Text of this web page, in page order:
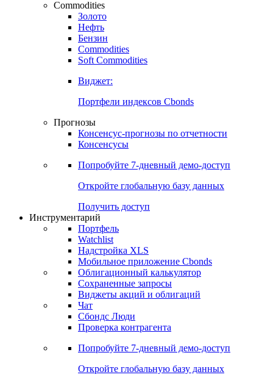
Commodities
Золото
Нефть
Бензин
Commodities
Soft Commodities
Виджет:
Портфели индексов Cbonds
Прогнозы
Консенсус-прогнозы по отчетности
Консенсусы
Попробуйте 7-дневный демо-доступ
Откройте глобальную базу данных
Получить доступ
Инструментарий
Портфель
Watchlist
Надстройка XLS
Мобильное приложение Cbonds
Облигационный калькулятор
Сохраненные запросы
Виджеты акций и облигаций
Чат
Сбондс Люди
Проверка контрагента
Попробуйте 7-дневный демо-доступ
Откройте глобальную базу данных